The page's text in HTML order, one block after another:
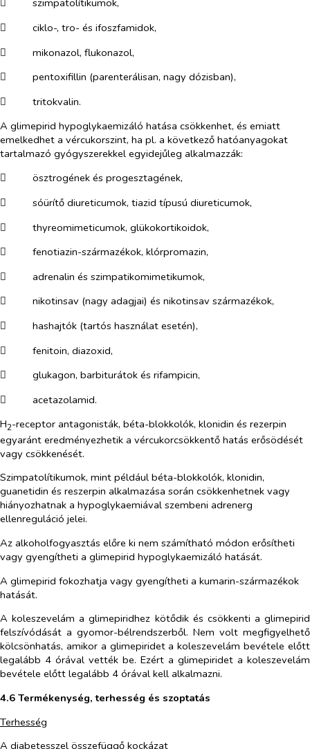
​
szimpatolítikumok,
​
ciklo-, tro- és ifoszfamidok,
​
mikonazol, flukonazol,
​
pentoxifillin (parenterálisan, nagy dózisban),
​
tritokvalin.
A glimepirid hypoglykaemizáló hatása csökkenhet, és emiatt
emelkedhet a vércukorszint, ha pl. a következő hatóanyagokat
tartalmazó gyógyszerekkel egyidejűleg alkalmazzák:
​
ösztrogének és progesztagének,
​
sóürítő diureticumok, tiazid típusú diureticumok,
​
thyreomimeticumok, glükokortikoidok,
​
fenotiazin-származékok, klórpromazin,
​
adrenalin és szimpatikomimetikumok,
​
nikotinsav (nagy adagjai) és nikotinsav származékok,
​
hashajtók (tartós használat esetén),
​
fenitoin, diazoxid,
​
glukagon, barbiturátok és rifampicin,
​
acetazolamid.
H2-receptor antagonisták, béta-blokkolók, klonidin és rezerpin
egyaránt eredményezhetik a vércukorcsökkentő hatás erősödését
vagy csökkenését.
Szimpatolítikumok, mint például béta-blokkolók, klonidin,
guanetidin és reszerpin alkalmazása során csökkenhetnek vagy
hiányozhatnak a hypoglykaemiával szembeni adrenerg
ellenreguláció jelei.
Az alkoholfogyasztás előre ki nem számítható módon erősítheti
vagy gyengítheti a glimepirid hypoglykaemizáló hatását.
A glimepirid fokozhatja vagy gyengítheti a kumarin-származékok
hatását.
A koleszevelám a glimepiridhez kötődik és csökkenti a glimepirid
felszívódását a gyomor-bélrendszerből. Nem volt megfigyelhető
kölcsönhatás, amikor a glimepiridet a koleszevelám bevétele előtt
legalább 4 órával vették be. Ezért a glimepiridet a koleszevelám
bevétele előtt legalább 4 órával kell alkalmazni.
4.6 Termékenység, terhesség és szoptatás
Terhesség
A diabetesszel összefüggő kockázat